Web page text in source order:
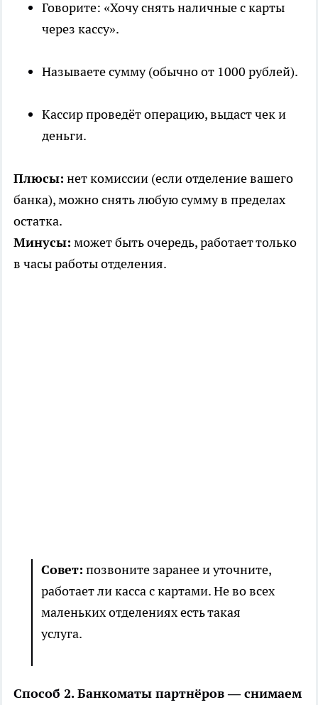
Говорите: «Хочу снять наличные с карты
через кассу».
Называете сумму (обычно от 1000 рублей).
Кассир проведёт операцию, выдаст чек и
деньги.
Плюсы: нет комиссии (если отделение вашего
банка), можно снять любую сумму в пределах
остатка.
Минусы: может быть очередь, работает только
в часы работы отделения.
Совет: позвоните заранее и уточните,
работает ли касса с картами. Не во всех
маленьких отделениях есть такая
услуга.
Способ 2. Банкоматы партнёров — снимаем